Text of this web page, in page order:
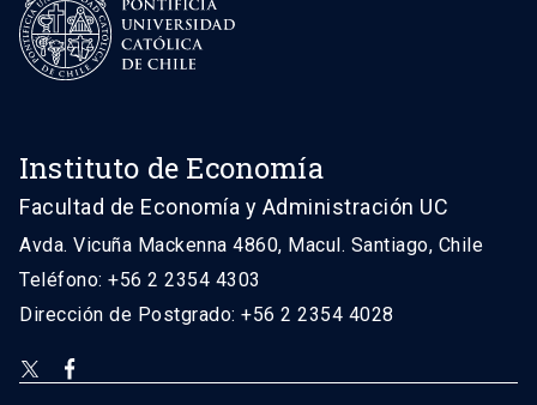
Instituto de Economía
Facultad de Economía y Administración UC
Avda. Vicuña Mackenna 4860, Macul. Santiago, Chile
Teléfono: +56 2 2354 4303
Dirección de Postgrado: +56 2 2354 4028